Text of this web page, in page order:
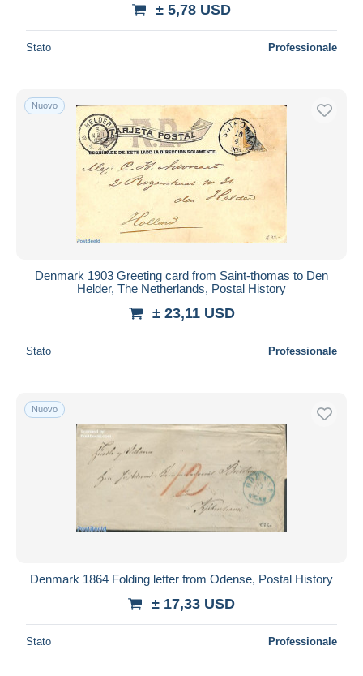
± 5,78 USD
Stato Professionale
Nuovo
Denmark 1903 Greeting card from Saint-thomas to Den
Helder, The Netherlands, Postal History
± 23,11 USD
Stato Professionale
Nuovo
Denmark 1864 Folding letter from Odense, Postal History
± 17,33 USD
Stato Professionale